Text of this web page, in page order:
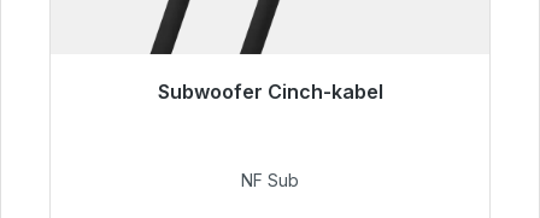
Subwoofer Cinch-kabel
Klaar voor onmiddellijke verzending, levertijd
€ 63,99
NF Sub